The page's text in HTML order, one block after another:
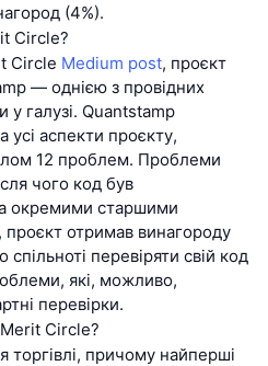
(4%).
Circle?
Circle Medium post, проєкт
— однією з провідних
у галузі. Quantstamp
усі аспекти проєкту,
12 проблем. Проблеми
чого код був
окремими старшими
отримав винагороду
перевіряти свій код
які, можливо,
перевірки.
Circle?
причому найперші